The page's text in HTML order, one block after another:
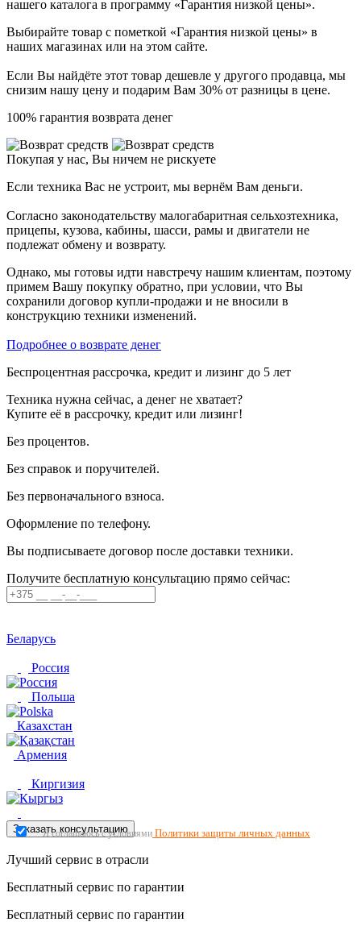
нашего каталога в программу «Гарантия низкой цены».
Выбирайте товар с пометкой «Гарантия низкой цены» в
наших магазинах или на этом сайте.
Если Вы найдёте этот товар дешевле у другого продавца, мы
снизим нашу цену и подарим Вам 30% от разницы в цене.
100% гарантия возврата денег
Покупая у нас, Вы ничем не рискуете
Если техника Вас не устроит, мы вернём Вам деньги.
Согласно законодательству малогабаритная сельхозтехника,
прицепы, кузова, кабины, шасси, рамы и двигатели не
подлежат обмену и возврату.
Однако, мы готовы идти навстречу нашим клиентам, поэтому
примем Вашу покупку обратно, при условии, что Вы
сохранили договор купли-продажи и не вносили в
конструкцию техники изменений.
Подробнее о возврате денег
Беспроцентная рассрочка, кредит и лизинг до 5 лет
Техника нужна сейчас, а денег не хватает?
Купите её в рассрочку, кредит или лизинг!
Без процентов.
Без справок и поручителей.
Без первоначального взноса.
Оформление по телефону.
Вы подписываете договор после доставки техники.
Получите бесплатную консультацию прямо сейчас:
Беларусь
Россия
Польша
Казахстан
Армения
Киргизия
Заказать консультацию
Я соглашаюсь с условиями Политики защиты личных данных
Лучший сервис в отрасли
Бесплатный сервис по гарантии
Бесплатный сервис по гарантии